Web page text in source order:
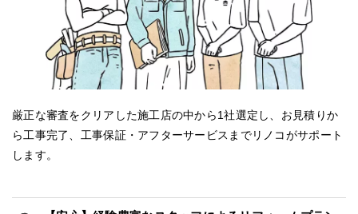
厳正な審査をクリアした施工店の中から1社選定し、お見積りか
ら工事完了、工事保証・アフターサービスまでリノコがサポート
します。